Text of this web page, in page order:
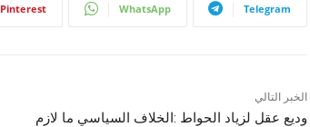
Pinterest WhatsApp Telegram
الخبر التالي
وديع عقل لزياد الحواط :الخلاف السياسي ما لازم